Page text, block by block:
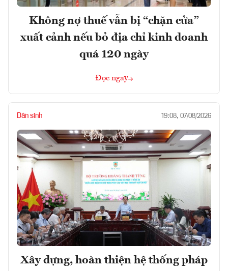
Không nợ thuế vẫn bị “chặn cửa”
xuất cảnh nếu bỏ địa chỉ kinh doanh
quá 120 ngày
Đọc ngay
Dân sinh 19:08, 07/08/2026
Xây dựng, hoàn thiện hệ thống pháp